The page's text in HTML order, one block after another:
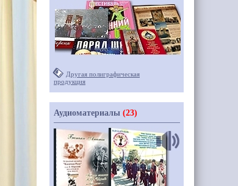
Другая полиграфическая
продукция
Аудиоматериалы (23)